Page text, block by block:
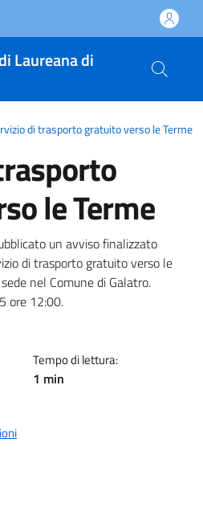
Laureana di
di trasporto gratuito verso le Terme
le Terme
un avviso finalizzato
di trasporto gratuito verso le
nel Comune di Galatro.
ore 12:00.
Tempo di lettura:
1 min